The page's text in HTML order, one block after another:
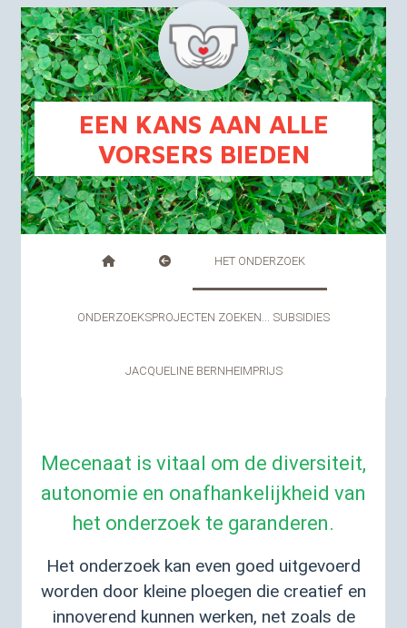
FR NL
EEN KANS AAN ALLE
VORSERS BIEDEN
HET ONDERZOEK
ONDERZOEKSPROJECTEN ZOEKEN... SUBSIDIES
JACQUELINE BERNHEIMPRIJS
Mecenaat is vitaal om de diversiteit,
autonomie en onafhankelijkheid van
het onderzoek te garanderen.
Het onderzoek kan even goed uitgevoerd
worden door kleine ploegen die creatief en
innoverend kunnen werken, net zoals de